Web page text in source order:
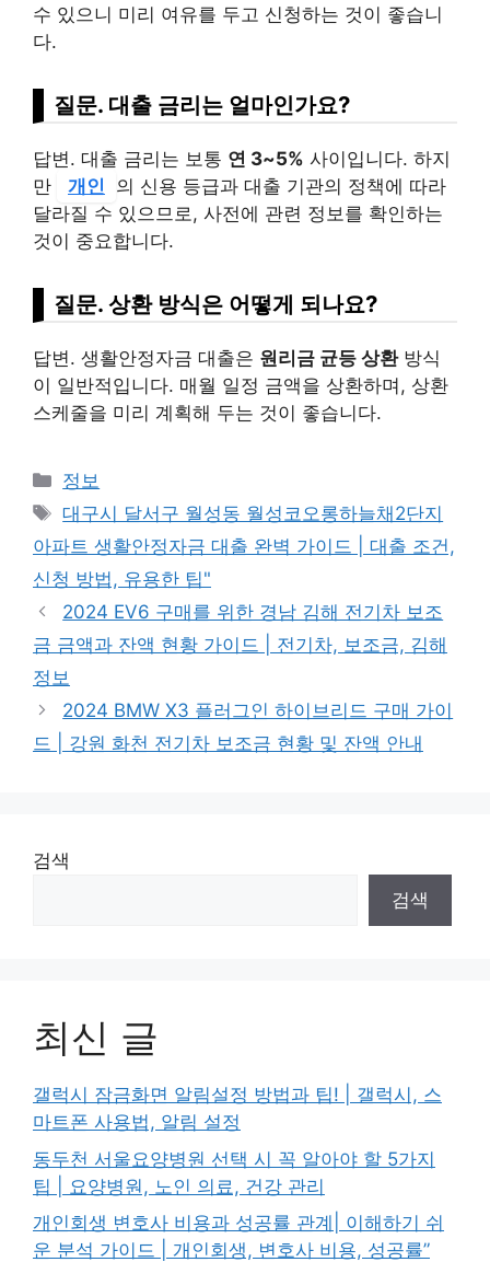
수 있으니 미리 여유를 두고 신청하는 것이 좋습니
다.
질문. 대출 금리는 얼마인가요?
답변. 대출 금리는 보통 연 3~5% 사이입니다. 하지
만
개인
의 신용 등급과 대출 기관의 정책에 따라
달라질 수 있으므로, 사전에 관련 정보를 확인하는
것이 중요합니다.
질문. 상환 방식은 어떻게 되나요?
답변. 생활안정자금 대출은 원리금 균등 상환방식
이 일반적입니다. 매월 일정 금액을 상환하며, 상환
스케줄을 미리 계획해 두는 것이 좋습니다.
Categories
정보
Tags
대구시 달서구 월성동 월성코오롱하늘채2단지
아파트 생활안정자금 대출 완벽 가이드 | 대출 조건,
신청 방법, 유용한 팁"
2024 EV6 구매를 위한 경남 김해 전기차 보조
금 금액과 잔액 현황 가이드 | 전기차, 보조금, 김해
정보
2024 BMW X3 플러그인 하이브리드 구매 가이
드 | 강원 화천 전기차 보조금 현황 및 잔액 안내
검색
검색
최신 글
갤럭시 잠금화면 알림설정 방법과 팁! | 갤럭시, 스
마트폰 사용법, 알림 설정
동두천 서울요양병원 선택 시 꼭 알아야 할 5가지
팁 | 요양병원, 노인 의료, 건강 관리
개인회생 변호사 비용과 성공률 관계| 이해하기 쉬
운 분석 가이드 | 개인회생, 변호사 비용, 성공률”